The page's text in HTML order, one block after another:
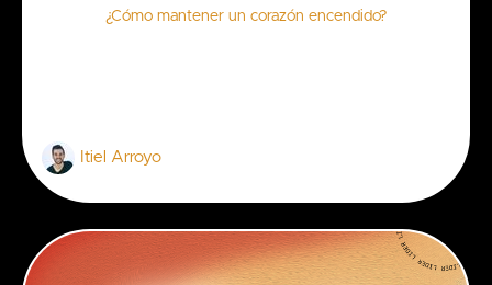
¿Cómo mantener un corazón encendido?
Itiel Arroyo